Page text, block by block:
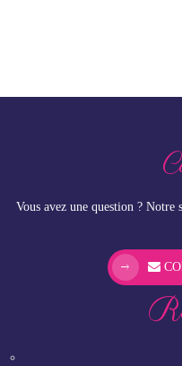
Vous avez une question ? Notre